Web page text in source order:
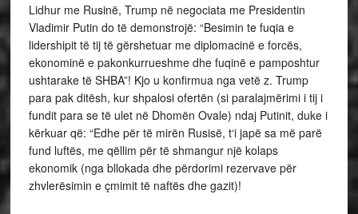
Lidhur me Rusinë, Trump në negociata me Presidentin
Vladimir Putin do të demonstrojë: “Besimin te fuqia e
lidershipit të tij të gërshetuar me diplomacinë e forcës,
ekonominë e pakonkurrueshme dhe fuqinë e pamposhtur
ushtarake të SHBA”! Kjo u konfirmua nga vetë z. Trump
para pak ditësh, kur shpalosi ofertën (si paralajmërimi i tij i
fundit para se të ulet në Dhomën Ovale) ndaj Putinit, duke i
kërkuar që: “Edhe për të mirën Rusisë, t‘i japë sa më parë
fund luftës, me qëllim për të shmangur një kolaps
ekonomik (nga bllokada dhe përdorimi rezervave për
zhvlerësimin e çmimit të naftës dhe gazit)!